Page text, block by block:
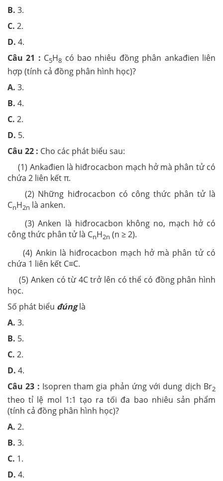
B. 3.
C. 2.
D. 4.
Câu 21 : C5H8 có bao nhiêu đồng phân ankađien liên
hợp (tính cả đồng phân hình học)?
A. 3.
B. 4.
C. 2.
D. 5.
Câu 22 : Cho các phát biểu sau:
(1) Ankađien là hiđrocacbon mạch hở mà phân tử có
chứa 2 liên kết π.
(2) Những hiđrocacbon có công thức phân tử là
CnH2n là anken.
(3) Anken là hiđrocacbon không no, mạch hở có
công thức phân tử là CnH2n (n ≥ 2).
(4) Ankin là hiđrocacbon mạch hở mà phân tử có
chứa 1 liên kết C≡C.
(5) Anken có từ 4C trở lên có thể có đồng phân hình
học.
Số phát biểu đúnglà
A. 3.
B. 5.
C. 2.
D. 4.
Câu 23 : Isopren tham gia phản ứng với dung dịch Br2
theo tỉ lệ mol 1:1 tạo ra tối đa bao nhiêu sản phẩm
(tính cả đồng phân hình học)?
A. 2.
B. 3.
C. 1.
D. 4.